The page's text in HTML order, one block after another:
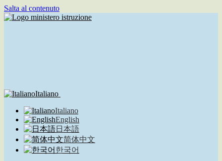
Salta al contenuto
Italiano
Italiano
English
日本語
简体中文
한국어